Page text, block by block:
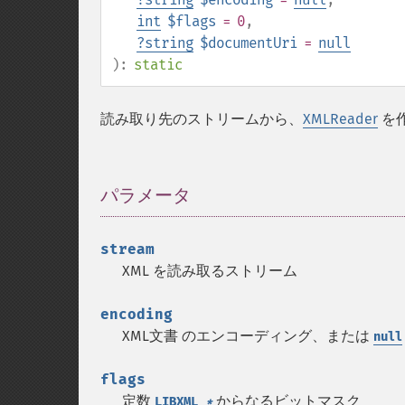
int $flags = 0,
?string $documentUri = null
): static
読み取り先のストリームから、 XMLReader を
パラメータ
stream
XML を読み取るストリーム
encoding
XML文書 のエンコーディング、または null
flags
定数 LIBXML_ *からなるビットマスク